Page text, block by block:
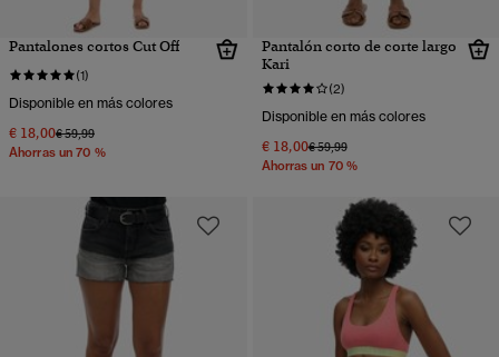
Pantalones cortos Cut Off
(1)
Disponible en más colores
€ 18,00Precio rebajado de
€ 59,99a
Ahorras un 70 %
Pantalón corto de corte largo
Kari
(2)
Disponible en más colores
€ 18,00Precio rebajado de
€ 59,99a
Ahorras un 70 %